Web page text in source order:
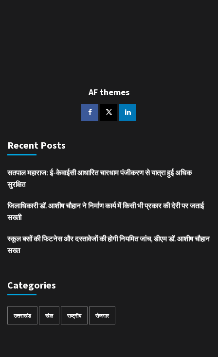
AF themes
Recent Posts
सतपाल महाराज: ई-केवाईसी आधारित चारधाम पंजीकरण से यात्रा हुई अधिक
सुरक्षित
जिलाधिकारी डॉ. आशीष चौहान ने निर्माण कार्य में किसी भी प्रकार की देरी पर जताई
सख्ती
स्कूल बसों की फिटनेस और दस्तावेजों की होगी नियमित जांच, डीएम डॉ. आशीष चौहान
सख्त
Categories
उत्तराखंड खेल राष्ट्रीय रोजगार